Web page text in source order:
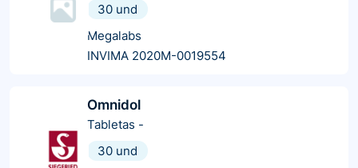
30 und
Megalabs
INVIMA 2020M-0019554
Omnidol
Tabletas -
30 und